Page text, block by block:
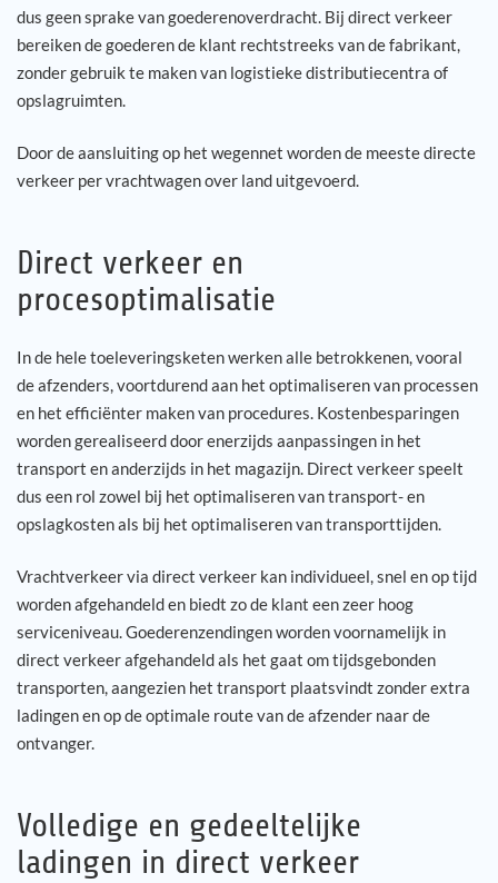
Onderneming
Jouw carrière
Referenties
Contact
dus geen sprake van goederenoverdracht. Bij direct verkeer
bereiken de goederen de klant rechtstreeks van de fabrikant,
zonder gebruik te maken van logistieke distributiecentra of
opslagruimten.
Door de aansluiting op het wegennet worden de meeste directe
verkeer per vrachtwagen over land uitgevoerd.
Direct verkeer en
procesoptimalisatie
In de hele toeleveringsketen werken alle betrokkenen, vooral
de afzenders, voortdurend aan het optimaliseren van processen
en het efficiënter maken van procedures. Kostenbesparingen
worden gerealiseerd door enerzijds aanpassingen in het
transport en anderzijds in het magazijn. Direct verkeer speelt
dus een rol zowel bij het optimaliseren van transport- en
opslagkosten als bij het optimaliseren van transporttijden.
Vrachtverkeer via direct verkeer kan individueel, snel en op tijd
worden afgehandeld en biedt zo de klant een zeer hoog
serviceniveau. Goederenzendingen worden voornamelijk in
direct verkeer afgehandeld als het gaat om tijdsgebonden
transporten, aangezien het transport plaatsvindt zonder extra
ladingen en op de optimale route van de afzender naar de
ontvanger.
Volledige en gedeeltelijke
ladingen in direct verkeer